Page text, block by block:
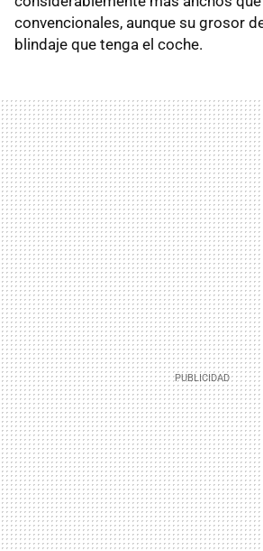
convencionales, aunque su grosor
blindaje que tenga el coche.